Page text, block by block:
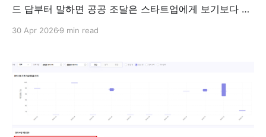
드 답부터 말하면 공공 조달은 스타트업에게 보기보다 열
200조 원이고, 그중 상당 부분이 중소·벤처기업 우선구매
적 없으면 못 들어간다"는 가정이다. 그 가정을
30 Apr 2026 9 min read